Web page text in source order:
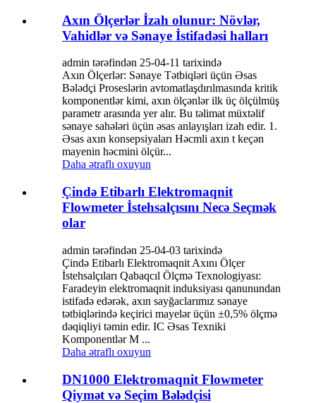
Axın Ölçerlər İzah olunur: Növlər,
Vahidlər və Sənaye İstifadəsi halları
admin tərəfindən 25-04-11 tarixində
Axın Ölçerlər: Sənaye Tətbiqləri üçün Əsas
Bələdçi Proseslərin avtomatlaşdırılmasında kritik
komponentlər kimi, axın ölçənlər ilk üç ölçülmüş
parametr arasında yer alır. Bu təlimat müxtəlif
sənaye sahələri üçün əsas anlayışları izah edir. 1.
Əsas axın konsepsiyaları Həcmli axın t keçən
mayenin həcmini ölçür...
Daha ətraflı oxuyun
Çində Etibarlı Elektromaqnit
Flowmeter İstehsalçısını Necə Seçmək
olar
admin tərəfindən 25-04-03 tarixində
Çində Etibarlı Elektromaqnit Axını Ölçer
İstehsalçıları Qabaqcıl Ölçmə Texnologiyası:
Faradeyin elektromaqnit induksiyası qanunundan
istifadə edərək, axın sayğaclarımız sənaye
tətbiqlərində keçirici mayelər üçün ±0,5% ölçmə
dəqiqliyi təmin edir. IC Əsas Texniki
Komponentlər M ...
Daha ətraflı oxuyun
DN1000 Elektromaqnit Flowmeter
Qiymət və Seçim Bələdçisi